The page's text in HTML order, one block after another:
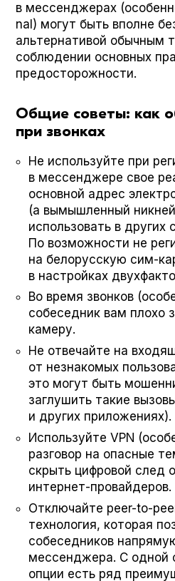
в мессенджерах
nal) могут быть вполне
альтернативой обычным
соблюдении основных
предосторожности.
Общие советы: как
при звонках
Не используйте при
в мессенджере свое
основной адрес
(а вымышленный
использовать в других
По возможности не
на белорусскую сим-
в настройках
Во время звонков
собеседник вам плохо
камеру.
Не отвечайте на
от незнакомых
это могут быть
заглушить такие
и других приложениях).
Используйте VPN
разговор на опасные
скрыть цифровой след
интернет-провайдеров.
Отключайте peer-to-
технология, которая
собеседников
мессенджера. С одной
опции есть ряд